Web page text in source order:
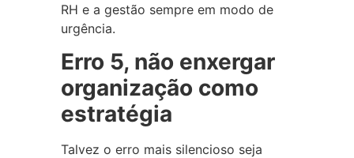
RH e a gestão sempre em modo de
urgência.
Erro 5, não enxergar
organização como
estratégia
Talvez o erro mais silencioso seja